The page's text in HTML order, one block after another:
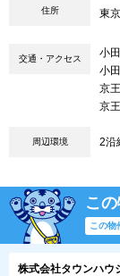
住所 東
交通・アクセス 小
小
京
京
周辺環境 2沿
こ
この物
株式会社タウンハウ